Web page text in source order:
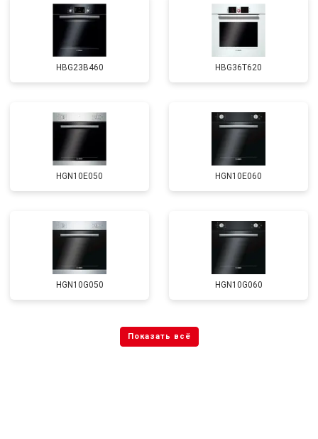
HBG23B460 HBG36T620
HGN10E050 HGN10E060
HGN10G050 HGN10G060